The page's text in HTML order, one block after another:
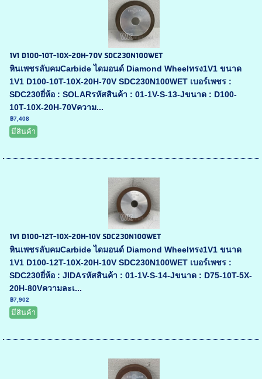
1V1 D100-10T-10X-20H-70V SDC230N100WET
หินเพชรลับคมCarbide ไดมอนด์ Diamond Wheelทรง1V1 ขนาด
1V1 D100-10T-10X-20H-70V SDC230N100WET เบอร์เพชร :
SDC230ยี่ห้อ : SOLARรหัสสินค้า : 01-1V-S-13-Jขนาด : D100-
10T-10X-20H-70Vความ...
฿7,408
มีสินค้า
1V1 D100-12T-10X-20H-10V SDC230N100WET
หินเพชรลับคมCarbide ไดมอนด์ Diamond Wheelทรง1V1 ขนาด
1V1 D100-12T-10X-20H-10V SDC230N100WET เบอร์เพชร :
SDC230ยี่ห้อ : JIDAรหัสสินค้า : 01-1V-S-14-Jขนาด : D75-10T-5X-
20H-80Vความละเ...
฿7,902
มีสินค้า